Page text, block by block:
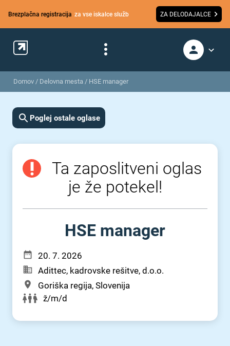
Brezplačna registracija za vse iskalce služb ZA DELODAJALCE
Domov / Delovna mesta / HSE manager
Poglej ostale oglase
Ta zaposlitveni oglas
je že potekel!
HSE manager
20. 7. 2026
Adittec, kadrovske rešitve, d.o.o.
Goriška regija, Slovenija
ž/m/d